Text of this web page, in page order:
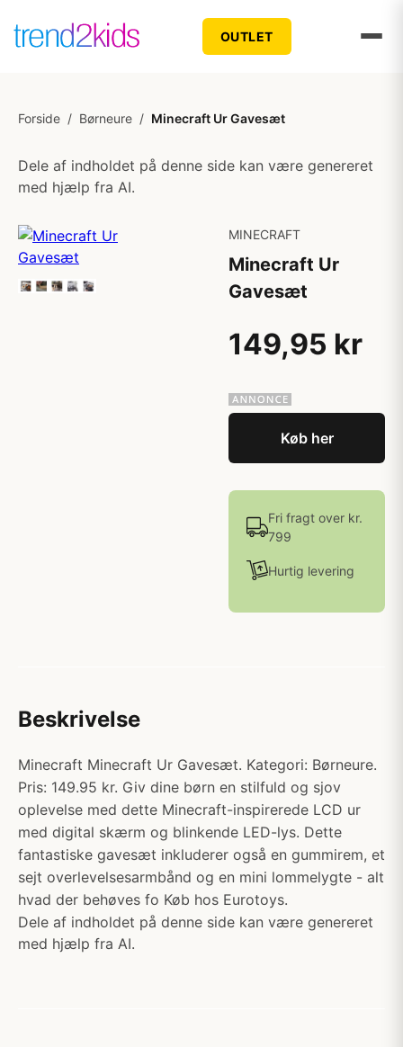
OUTLET
Forside / Børneure / Minecraft Ur Gavesæt
Dele af indholdet på denne side kan være genereret
med hjælp fra AI.
MINECRAFT
Minecraft Ur
Gavesæt
149,95 kr
Køb her
Fri fragt over kr.
799
Hurtig levering
Beskrivelse
Minecraft Minecraft Ur Gavesæt. Kategori: Børneure.
Pris: 149.95 kr. Giv dine børn en stilfuld og sjov
oplevelse med dette Minecraft-inspirerede LCD ur
med digital skærm og blinkende LED-lys. Dette
fantastiske gavesæt inkluderer også en gummirem, et
sejt overlevelsesarmbånd og en mini lommelygte - alt
hvad der behøves fo Køb hos Eurotoys.
Dele af indholdet på denne side kan være genereret
med hjælp fra AI.